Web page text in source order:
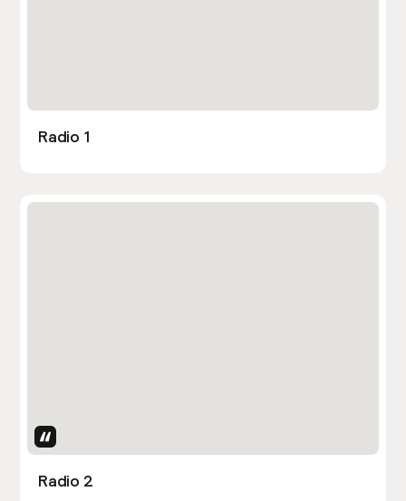
Radio 1
Radio 2